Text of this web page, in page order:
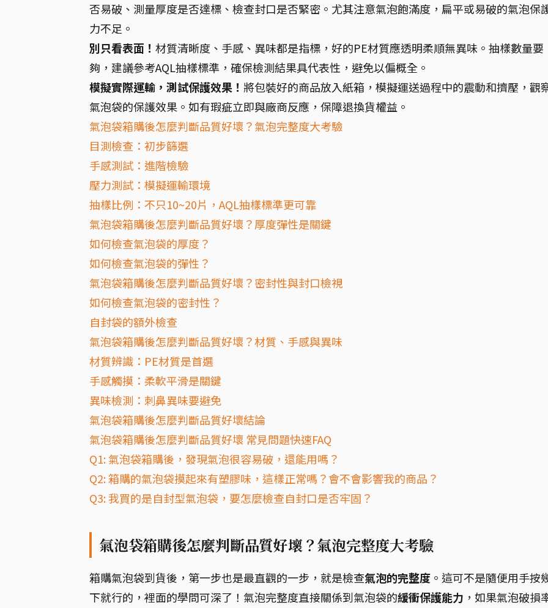
否易破、測量厚度是否達標、檢查封口是否緊密。尤其注意氣泡飽滿度，扁平或易破的氣泡保
力不足。
別只看表面！ 材質清晰度、手感、異味都是指標，好的PE材質應透明柔順無異味。抽樣數量要
夠，建議參考AQL抽樣標準，確保檢測結果具代表性，避免以偏概全。
模擬實際運輸，測試保護效果！ 將包裝好的商品放入紙箱，模擬運送過程中的震動和擠壓，觀
氣泡袋的保護效果。如有瑕疵立即與廠商反應，保障退換貨權益。
氣泡袋箱購後怎麼判斷品質好壞？氣泡完整度大考驗
目測檢查：初步篩選
手感測試：進階檢驗
壓力測試：模擬運輸環境
抽樣比例：不只10~20片，AQL抽樣標準更可靠
氣泡袋箱購後怎麼判斷品質好壞？厚度彈性是關鍵
如何檢查氣泡袋的厚度？
如何檢查氣泡袋的彈性？
氣泡袋箱購後怎麼判斷品質好壞？密封性與封口檢視
如何檢查氣泡袋的密封性？
自封袋的額外檢查
氣泡袋箱購後怎麼判斷品質好壞？材質、手感與異味
材質辨識：PE材質是首選
手感觸摸：柔軟平滑是關鍵
異味檢測：刺鼻異味要避免
氣泡袋箱購後怎麼判斷品質好壞結論
氣泡袋箱購後怎麼判斷品質好壞 常見問題快速FAQ
Q1: 氣泡袋箱購後，發現氣泡很容易破，還能用嗎？
Q2: 箱購的氣泡袋摸起來有塑膠味，這樣正常嗎？會不會影響我的商品？
Q3: 我買的是自封型氣泡袋，要怎麼檢查自封口是否牢固？
氣泡袋箱購後怎麼判斷品質好壞？氣泡完整度大考驗
箱購氣泡袋到貨後，第一步也是最直觀的一步，就是檢查氣泡的完整度 。這可不是隨便用手按
下就行的，裡面的學問可深了！氣泡完整度直接關係到氣泡袋的緩衝保護能力 ，如果氣泡破損